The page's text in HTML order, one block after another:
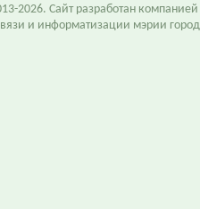
2026. Сайт разработан компанией
и информатизации мэрии